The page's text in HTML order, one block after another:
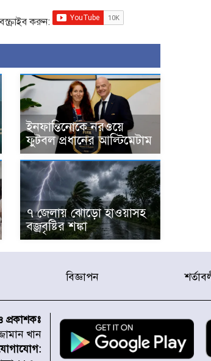
করুন:
ইনফান্তিনোকে নরওয়ে
ফুটবল প্রধানের আল্টিমেটাম
৭ জেলায় ঝোড়ো হাওয়াসহ
বজ্রবৃষ্টির শঙ্কা
বিজ্ঞাপন
প্রকাশকঃ
খান